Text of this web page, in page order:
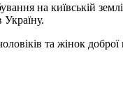
на київській
та жінок доброї